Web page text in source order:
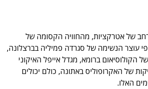
רחב של אטרקציות, מהחוויה הקסומה של
עוצר הנשימה של סגרדה פמיליה בברצלונה,
הקולוסיאום ברומא, מגדל אייפל האיקוני
של האקרופוליס באתונה, כולם יכולים
האלו.